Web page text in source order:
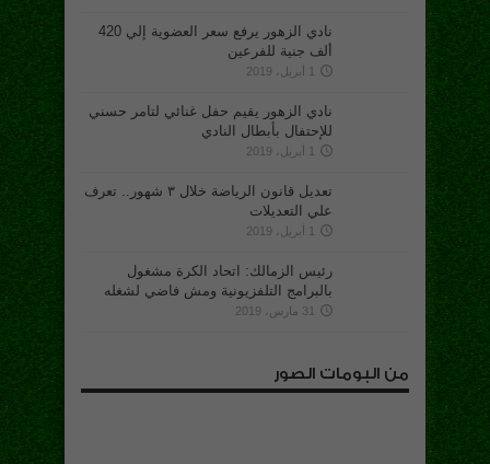
نادي الزهور يرفع سعر العضوية إلي 420
ألف جنية للفرعين
1 أبريل، 2019
نادي الزهور يقيم حفل غنائي لتامر حسني
للإحتفال بأبطال النادي
1 أبريل، 2019
تعديل قانون الرياضة خلال ٣ شهور.. تعرف
علي التعديلات
1 أبريل، 2019
رئيس الزمالك: اتحاد الكرة مشغول
بالبرامج التلفزيونية ومش فاضي لشغله
31 مارس، 2019
من البومات الصور